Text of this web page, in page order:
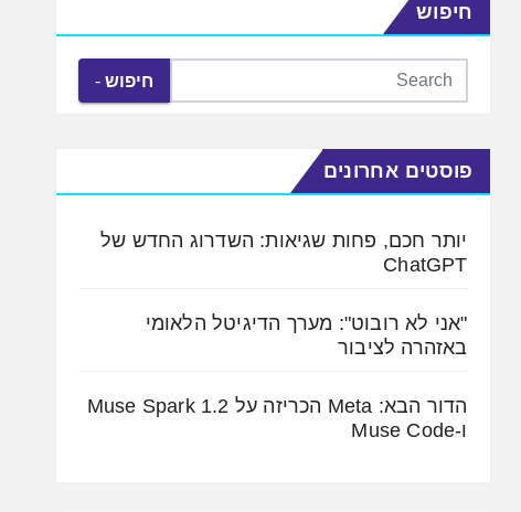
חיפוש
חיפוש
פוסטים אחרונים
יותר חכם, פחות שגיאות: השדרוג החדש של
ChatGPT
"אני לא רובוט": מערך הדיגיטל הלאומי
באזהרה לציבור
הדור הבא: Meta הכריזה על Muse Spark 1.2
ו-Muse Code